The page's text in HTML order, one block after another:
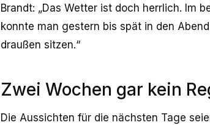
Brandt: „Das Wetter ist doch herrlich. Im
konnte man gestern bis spät in den
draußen sitzen.“
Zwei Wochen gar kein
Die Aussichten für die nächsten Tage